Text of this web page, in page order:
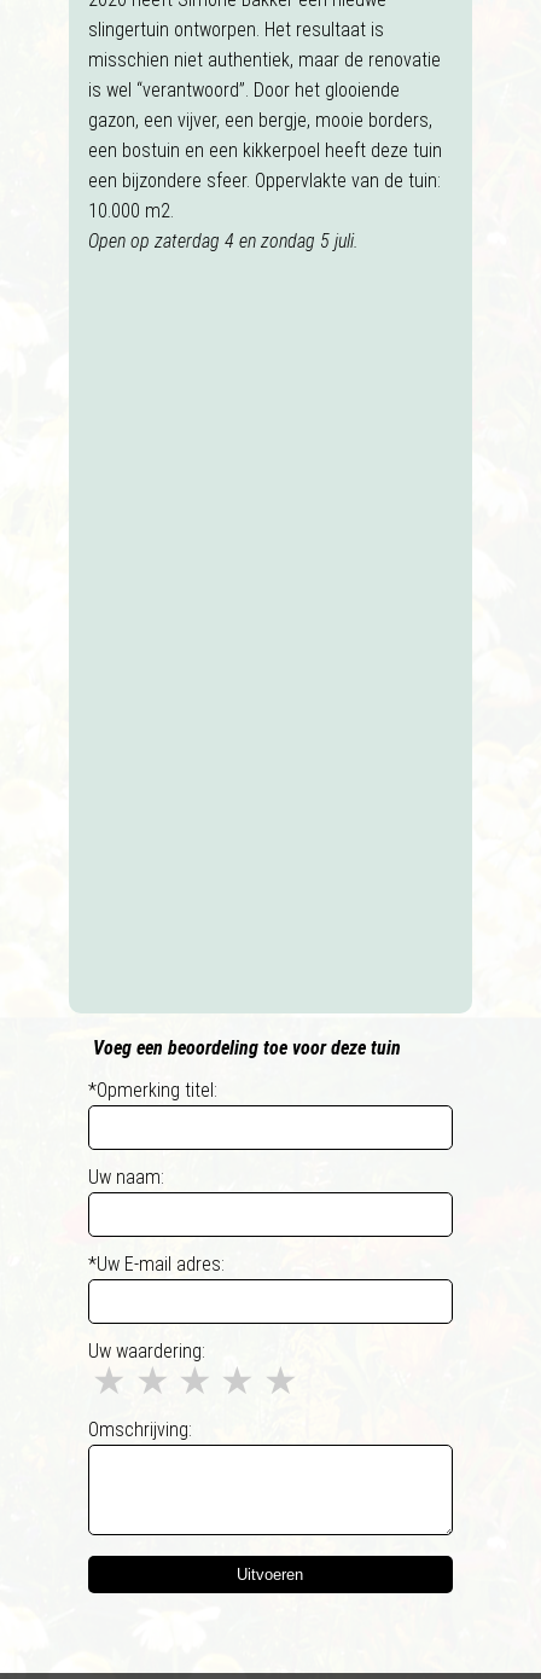
slingertuin ontworpen. Het resultaat is
misschien niet authentiek, maar de renovatie
is wel “verantwoord”. Door het glooiende
gazon, een vijver, een bergje, mooie borders,
een bostuin en een kikkerpoel heeft deze tuin
een bijzondere sfeer. Oppervlakte van de tuin:
10.000 m2.
Open op zaterdag 4 en zondag 5 juli.
Voeg een beoordeling toe voor deze tuin
*Opmerking titel:
Uw naam:
*Uw E-mail adres:
Uw waardering:
★
★
★
★
★
Omschrijving:
Uitvoeren